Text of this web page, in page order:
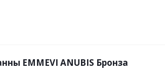
EMMEVI ANUBIS Бронза